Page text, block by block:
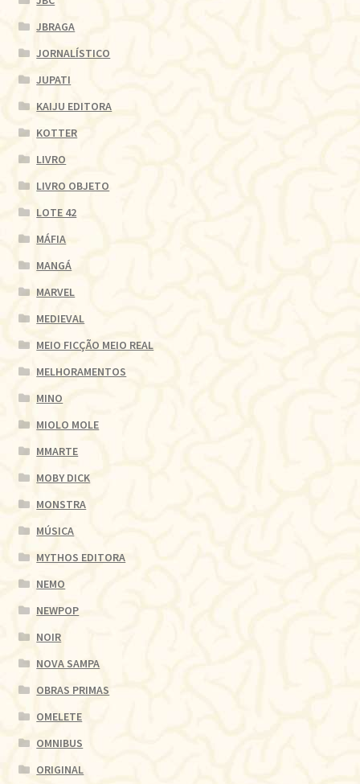
JBRAGA
JORNALÍSTICO
JUPATI
KAIJU EDITORA
KOTTER
LIVRO
LIVRO OBJETO
LOTE 42
MÁFIA
MANGÁ
MARVEL
MEDIEVAL
MEIO FICÇÃO MEIO REAL
MELHORAMENTOS
MINO
MIOLO MOLE
MMARTE
MOBY DICK
MONSTRA
MÚSICA
MYTHOS EDITORA
NEMO
NEWPOP
NOIR
NOVA SAMPA
OBRAS PRIMAS
OMELETE
OMNIBUS
ORIGINAL